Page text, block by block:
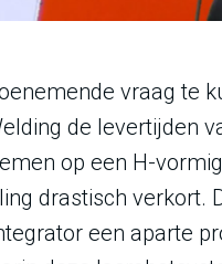
vraag te
de levertijden
op een H-
drastisch verkort.
een aparte